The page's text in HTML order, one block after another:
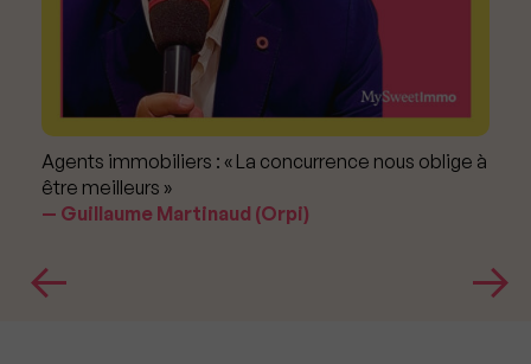
Agents immobiliers : « La concurrence nous oblige à
être meilleurs »
Guillaume Martinaud (Orpi)